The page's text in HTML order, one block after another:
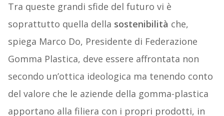
Tra queste grandi sfide del futuro vi è
soprattutto quella della sostenibilità che,
spiega Marco Do, Presidente di Federazione
Gomma Plastica, deve essere affrontata non
secondo un’ottica ideologica ma tenendo conto
del valore che le aziende della gomma-plastica
apportano alla filiera con i propri prodotti, in